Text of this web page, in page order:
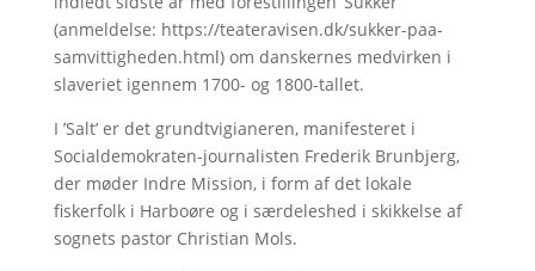
(anmeldelse: https://teateravisen.dk/sukker-paa-
samvittigheden.html) om danskernes medvirken i
slaveriet igennem 1700- og 1800-tallet.
I ’Salt’ er det grundtvigianeren, manifesteret i
Socialdemokraten-journalisten Frederik Brunbjerg,
der møder Indre Mission, i form af det lokale
fiskerfolk i Harboøre og i særdeleshed i skikkelse af
sognets pastor Christian Mols.